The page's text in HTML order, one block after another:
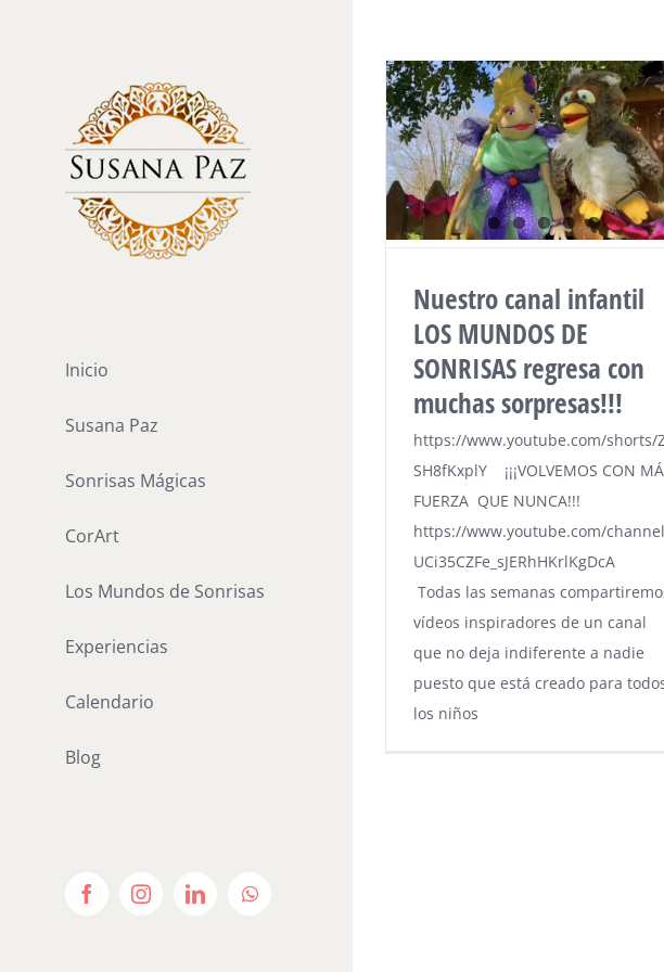
Inicio
Susana Paz
Sonrisas Mágicas
CorArt
Los Mundos de Sonrisas
Experiencias
Calendario
Blog
FacebookInstagramLinkedInWhatsApp
Nuestro canal infantil
LOS MUNDOS DE
SONRISAS regresa con
muchas sorpresas!!!
https://www.youtube.com/shorts/
SH8fKxplY ¡¡¡VOLVEMOS CON
FUERZA QUE NUNCA!!!
https://www.youtube.com/
UCi35CZFe_sJERhHKrlKgDcA
Todas las semanas
vídeos inspiradores de un canal
que no deja indiferente a nadie
puesto que está creado para
los niños